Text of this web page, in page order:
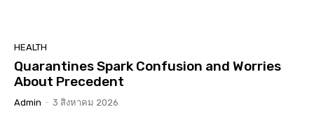
HEALTH
Quarantines Spark Confusion and Worries
About Precedent
Admin - 3 สิงหาคม 2026